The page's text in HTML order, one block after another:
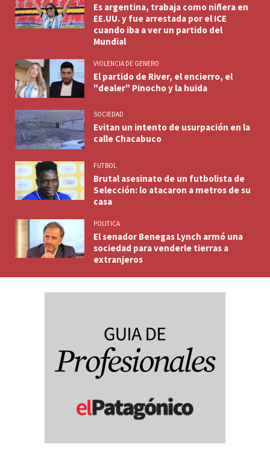
Es argentina, trabaja como niñera en
EE.UU. y fue arrestada por el ICE
cuando iba a ver un partido del
Mundial
VIOLENCIA DE GENERO
El partido de River, el encierro, el
"dealer" Pinocho y la huida
SOCIEDAD
Evitan un intento de usurpación en la
calle Chacabuco
FUTBOL
Brutal asesinato de un futbolista de
Selección: lo atacaron a metros de su
casa
POLITICA
El senador Benegas Lynch armó una
sociedad para venderle tierras a
extranjeros